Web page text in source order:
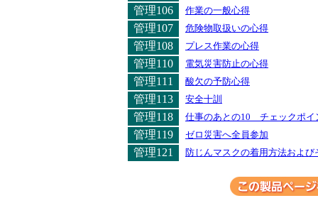
管理106 作業の一般心得
管理107 危険物取扱いの心得
管理108 プレス作業の心得
管理110 電気災害防止の心得
管理111 酸欠の予防心得
管理113 安全十訓
管理118 仕事のあとの10 チェックポイ
管理119 ゼロ災害へ全員参加
管理121 防じんマスクの着用方法および